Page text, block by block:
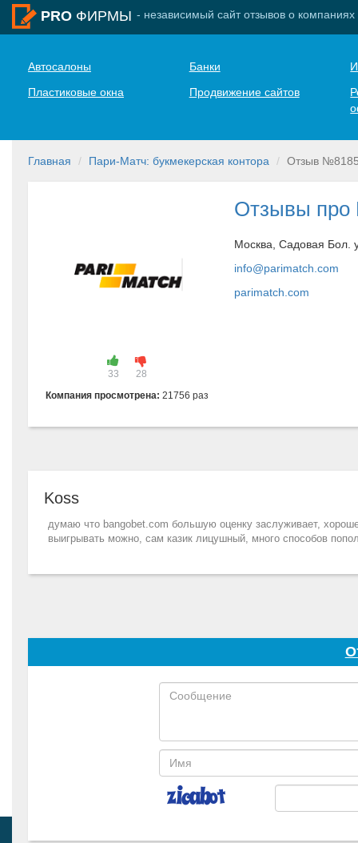
PRO ФИРМЫ - независимый сайт отзывов о компаниях
Автосалоны Банки
Пластиковые окна
Продвижение сайтов
Главная Пари-Матч: букмекерская контора Отзыв
33
28
Компания просмотрена:21756 раз
Отзывы про
Москва, Садовая Бол.
info@parimatch.com
parimatch.com
Koss
думаю что bangobet.com большую оценку заслуживает,
выигрывать можно, сам казик лицушный, много способов